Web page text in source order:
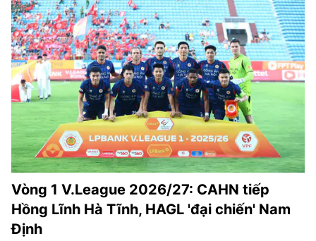
Vòng 1 V.League 2026/27: CAHN tiếp
Hồng Lĩnh Hà Tĩnh, HAGL 'đại chiến' Nam
Định